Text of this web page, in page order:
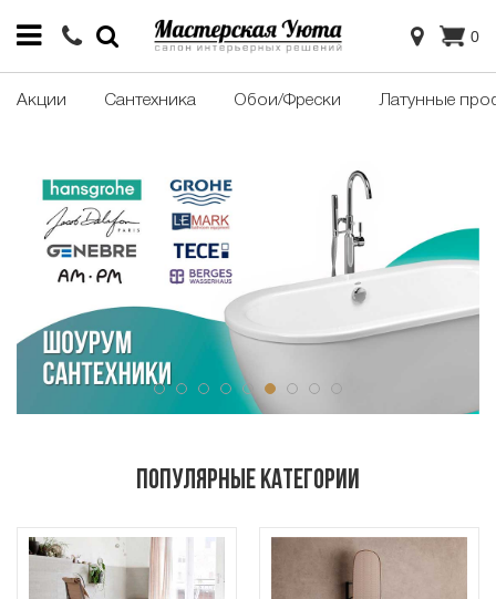
0
Акции Сантехника Обои/Фрески Латунные
ПОПУЛЯРНЫЕ КАТЕГОРИИ